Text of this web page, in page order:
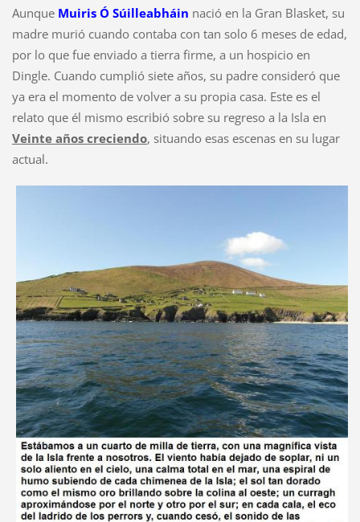
Aunque Muiris Ó Súilleabháin nació en la Gran Blasket, su
madre murió cuando contaba con tan solo 6 meses de edad,
por lo que fue enviado a tierra firme, a un hospicio en
Dingle. Cuando cumplió siete años, su padre consideró que
ya era el momento de volver a su propia casa. Este es el
relato que él mismo escribió sobre su regreso a la Isla en
Veinte años creciendo, situando esas escenas en su lugar
actual.